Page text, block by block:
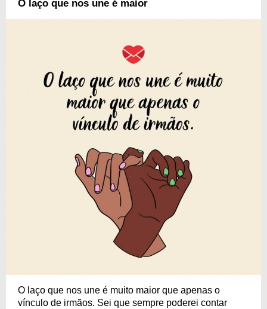
O laço que nos une é maior
O laço que nos une é muito maior que apenas o
vínculo de irmãos. Sei que sempre poderei contar